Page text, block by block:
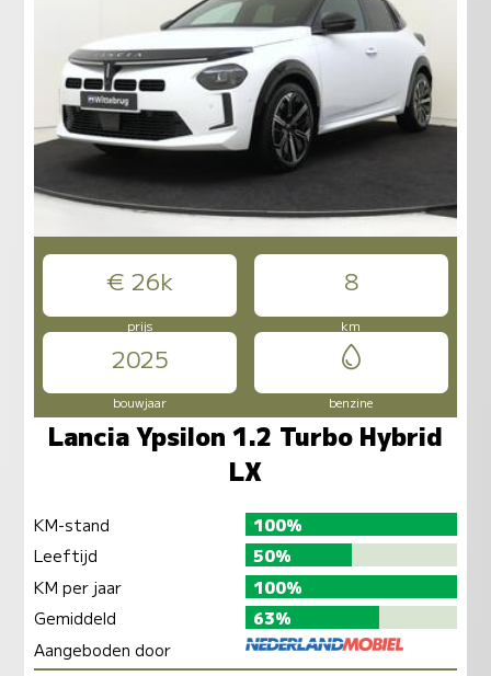
€ 26k 8
prijs km
2025
bouwjaar benzine
Lancia Ypsilon 1.2 Turbo Hybrid
LX
KM-stand
100%
Leeftijd
50%
KM per jaar
100%
Gemiddeld
63%
Aangeboden door